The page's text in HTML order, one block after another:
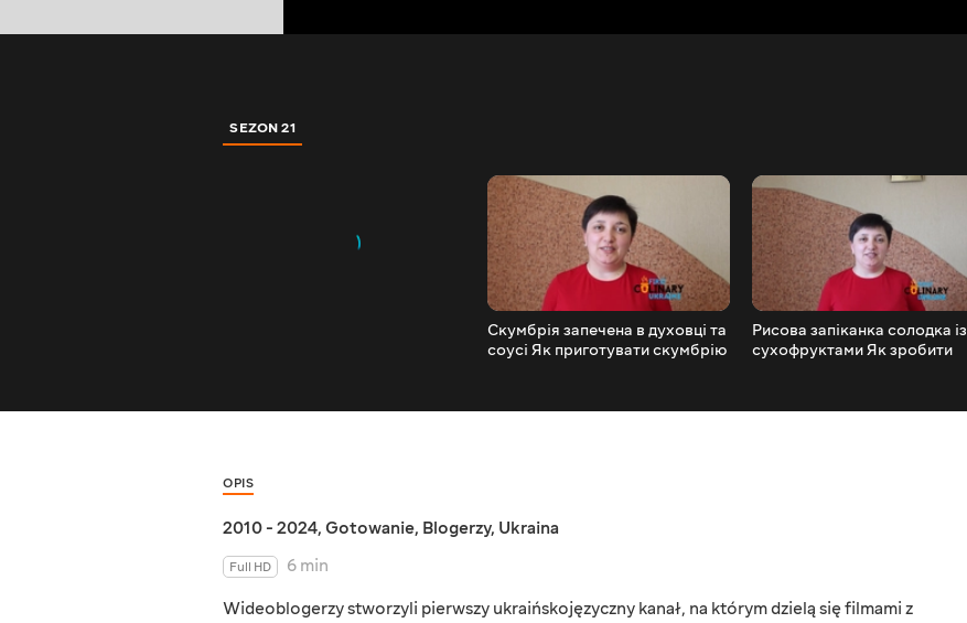
SEZON 21
Скумбрія запечена в духовці та
соусі Як приготувати скумбрію
Рисова запіканка солодка із
сухофруктами Як зробити
OPIS
2010 - 2024, Gotowanie, Blogerzy, Ukraina
Full HD
6 min
Wideoblogerzy stworzyli pierwszy ukraińskojęzyczny kanał, na którym dzielą się filmami z